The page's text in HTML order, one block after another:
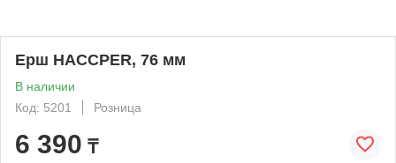
Ерш HACCPER, 76 мм
В наличии
Код: 5201
Розница
6 390 ₸